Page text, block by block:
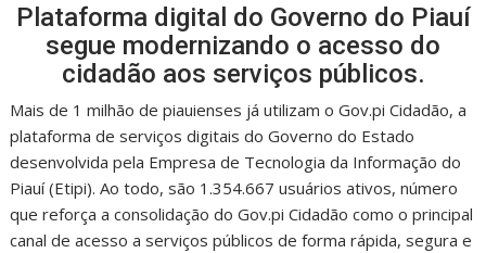
Plataforma digital do Governo do Piauí
segue modernizando o acesso do
cidadão aos serviços públicos.
Mais de 1 milhão de piauienses já utilizam o Gov.pi Cidadão, a
plataforma de serviços digitais do Governo do Estado
desenvolvida pela Empresa de Tecnologia da Informação do
Piauí (Etipi). Ao todo, são 1.354.667 usuários ativos, número
que reforça a consolidação do Gov.pi Cidadão como o principal
canal de acesso a serviços públicos de forma rápida, segura e